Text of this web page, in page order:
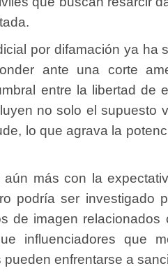
por difamación ya ha
ante una corte
entre la libertad de
no solo el supuesto
lo que agrava la
más con la
podría ser investigado
de imagen
influenciadores que
enfrentarse a